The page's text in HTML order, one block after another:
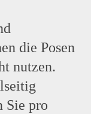
die Posen
nutzen.
Sie pro